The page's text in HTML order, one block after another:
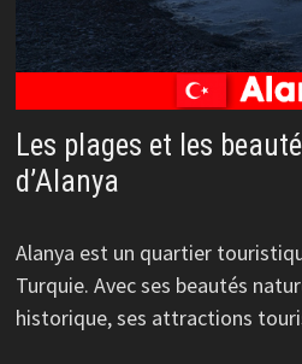
Les plages et les
d’Alanya
Alanya est un quartier
Turquie. Avec ses beautés
historique, ses attractions